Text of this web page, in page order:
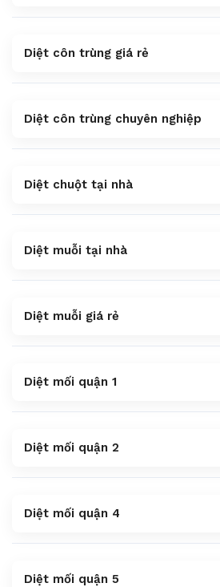
Diệt côn trùng giá rẻ
Diệt côn trùng chuyên nghiệp
Diệt chuột tại nhà
Diệt muỗi tại nhà
Diệt muỗi giá rẻ
Diệt mối quận 1
Diệt mối quận 2
Diệt mối quận 4
Diệt mối quận 5